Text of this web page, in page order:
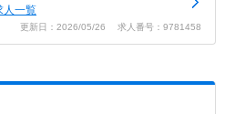
人一覧
更新日：2026/05/26 求人番号：9781458